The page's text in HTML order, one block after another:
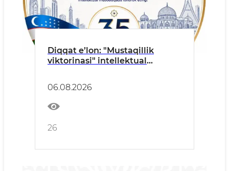
Diqqat e’lon: "Mustaqillik
viktorinasi" intellektual
06.08.2026
26